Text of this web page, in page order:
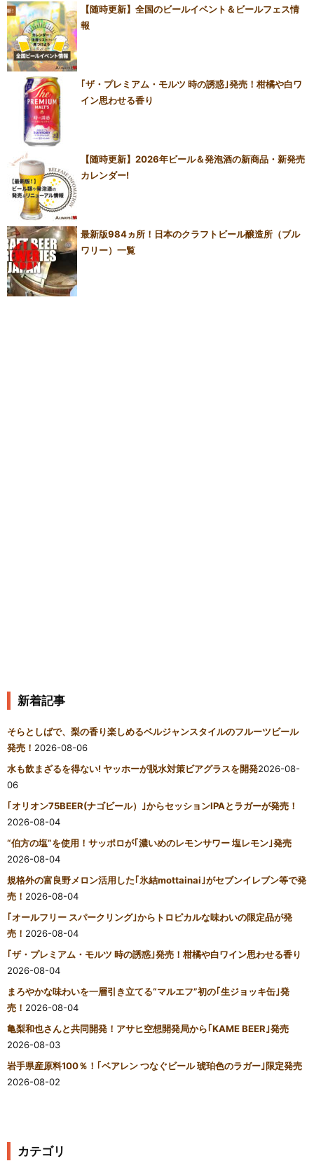
【随時更新】全国のビールイベント＆ビールフェス情
報
｢ザ・プレミアム・モルツ 時の誘惑｣発売！柑橘や白ワ
イン思わせる香り
【随時更新】2026年ビール＆発泡酒の新商品・新発売
カレンダー!
最新版984ヵ所！日本のクラフトビール醸造所（ブル
ワリー）一覧
新着記事
そらとしばで、梨の香り楽しめるベルジャンスタイルのフルーツビール
発売！ 2026-08-06
水も飲まざるを得ない! ヤッホーが脱水対策ビアグラスを開発2026-08-
06
｢オリオン75BEER(ナゴビール）｣からセッションIPAとラガーが発売！
2026-08-04
“伯方の塩”を使用！サッポロが｢濃いめのレモンサワー 塩レモン｣発売
2026-08-04
規格外の富良野メロン活用した｢氷結mottainai｣がセブンイレブン等で発
売！ 2026-08-04
｢オールフリー スパークリング｣からトロピカルな味わいの限定品が発
売！ 2026-08-04
｢ザ・プレミアム・モルツ 時の誘惑｣発売！柑橘や白ワイン思わせる香り
2026-08-04
まろやかな味わいを一層引き立てる“マルエフ”初の｢生ジョッキ缶｣発
売！ 2026-08-04
亀梨和也さんと共同開発！アサヒ空想開発局から｢KAME BEER｣発売
2026-08-03
岩手県産原料100％！｢ベアレン つなぐビール 琥珀色のラガー｣限定発売
2026-08-02
カテゴリ